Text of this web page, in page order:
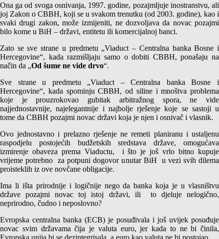
Ona ga od svoga osnivanja, 1997. godine, pozajmljuje inostranstvu, ali
joj Zakon o CBBH, koji se u svakom trenutku (od 2003. godine), kao i
svaki drugi zakon, može izmijeniti, ne dozvoljava da novac pozajmi
bilo kome u BiH – državi, entitetu ili komercijalnoj banci.
Zato se sve strane u predmetu „Viaduct – Centralna banka Bosne i
Hercegovine“, kada razmišljaju samo o dobiti CBBH, ponašaju na
način da „Od šume ne vide drvo“.
Sve strane u predmetu „Viaduct – Centralna banka Bosne i
Hercegovine“, kada spominju CBBH, od siline i mnoštva problema
koje je prouzrokovao gubitak arbitražnog spora, ne vide
najjednostavnije, najelegantnije i najbolje rješenje koje se sastoji u
tome da CBBH pozajmi novac državi koja je njen i osnivač i vlasnik.
Ovo jednostavno i prelazno rješenje ne remeti planiranu i ustaljenu
raspodjelu postojećih budžetskih sredstava države, omogućava
izmirenje obaveza prema Viaductu, i što je još vrlo bitno kupuje
vrijeme potrebno za potpuni dogovor unutar BiH u vezi svih dilema
proisteklih iz ove novčane obligacije.
Ima li išta prirodnije i logičnije nego da banka koja je u vlasništvu
države pozajmi novac toj istoj državi, ili to djeluje nelogično,
neprirodno, čudno i neposlovno?
Evropska centralna banka (ECB) je posuđivala i još uvijek posuđuje
novac svim državama čija je valuta euro, jer kada to ne bi činila,
Evropska unija bi se dezintegrisala, a euro kao valuta ne bi postojao.